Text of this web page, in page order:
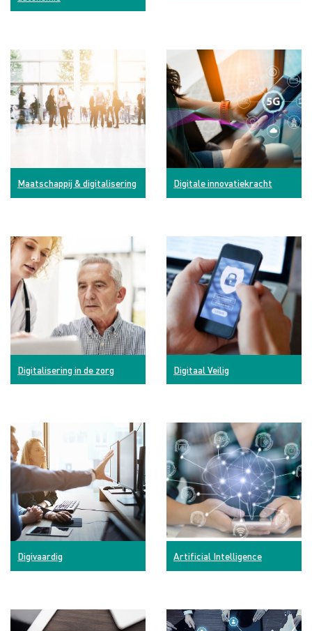
Maatschappij & digitalisering Digitale innovatiekracht
Digitalisering in de zorg Digitaal Veilig
Digivaardig Artificial Intelligence